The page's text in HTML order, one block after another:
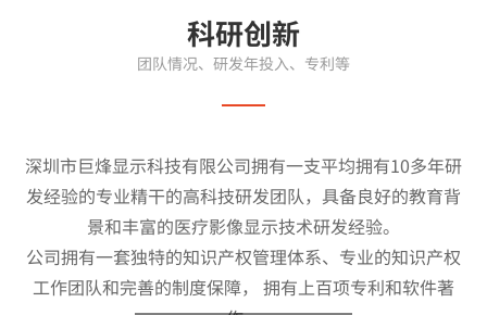
科研创新
团队情况、研发年投入、专利等
深圳市巨烽显示科技有限公司拥有一支平均拥有10多年研
发经验的专业精干的高科技研发团队，具备良好的教育背
景和丰富的医疗影像显示技术研发经验。
公司拥有一套独特的知识产权管理体系、专业的知识产权
工作团队和完善的制度保障， 拥有上百项专利和软件著